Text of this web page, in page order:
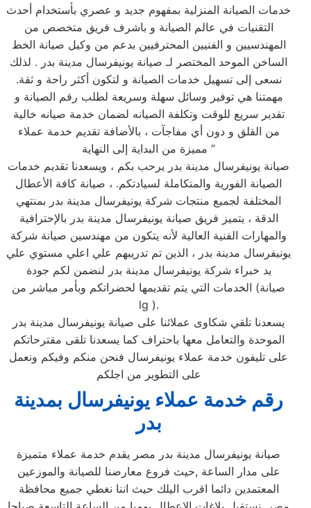
خدمات الصيانة المنزلية بمفهوم جديد و عصري بأستخدام أحدث
التقنيات في عالم الصيانة و باشرف فريق متخصص من
المهندسيين و الفنيين المحترفيين بدعم من وكيل صيانة الخط
الساخن الموحد المختصر لـ صيانة يونيفرسال مدينة بدر . لذلك
نسعى إلى تسهيل خدمات الصيانة و لتكون أكثر راحة و ثقة.
مهمتنا هي توفير وسائل سهلة وسريعة لطلب رقم الصيانة و
تقدير سريع للوقت وتكلفة الصيانه لضمان خدمة صيانه خالية
من القلق و دون أي مفاجآت ، بالأضافة تقديم خدمة عملاء
مميزة من البداية إلى النهاية ”
صيانة يونيفرسال مدينة بدر يرحب بكم ، ويسعدنا تقديم خدمات
الصيانة الفورية والمتكاملة لسيادتكم. ، صيانة كافة الأعطال
المختلفة لجميع منتجات شركة يونيفرسال مدينة بدر بمنتهي
الدقة ، يتميز فريق صيانة يونيفرسال مدينة بدر بالإحترافية
والمهارات الفنية العالية لأنه يتكون من مهندسين صيانة شركة
يونيفرسال مدينة بدر ، الذين تم تدريبهم علي اعلي مستوي علي
يد خبراء شركة يونيفرسال مدينة بدر لنضمن لكم جودة
الخدمات التي يتم تقديمها لحضراتكم وبأمر مباشر من (صيانة
lg ).
يسعدنا تلقي شكاوى عملائنا على صيانة يونيفرسال مدينة بدر
الموحدة والتعامل معها باحتراف كما يسعدنا تلقى مقترحاتكم
على تليفون خدمة عملاء يونيفرسال فنحن منكم وفيكم ونعمل
على التطوير من اجلكم
رقم خدمة عملاء يونيفرسال بمدينة
بدر
صيانة يونيفرسال مدينة بدر مصر يقدم خدمة عملاء متميزة
على مدار الساعة ,حيث فروع معارضنا للصيانة والموزعين
المعتمدين دائما اقرب اليلك حيث اننا نغطي جميع محافظة